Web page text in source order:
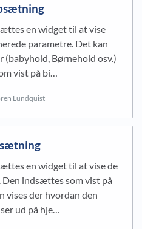
en widget til at vise
parametre. Det kan
(babyhold, Børnehold osv.)
vist på bi…
Lundquist
en widget til at vise de
indsættes som vist på
vises der hvordan den
ud på hje…